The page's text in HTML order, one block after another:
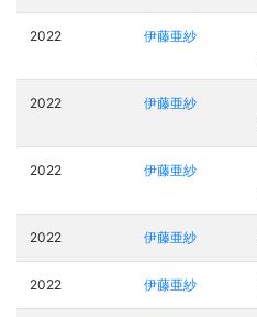
2022 伊藤亜紗
2022 伊藤亜紗
2022 伊藤亜紗
2022 伊藤亜紗
2022 伊藤亜紗